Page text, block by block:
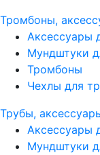
Тромбоны,
Аксессуары
Мундштуки
Тромбоны
Чехлы для
Трубы,
Аксессуары
Мундштуки